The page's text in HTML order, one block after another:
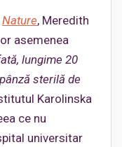
Nature, Meredith
asemenea
lungime 20
sterilă de
Karolinska
ce nu
universitar